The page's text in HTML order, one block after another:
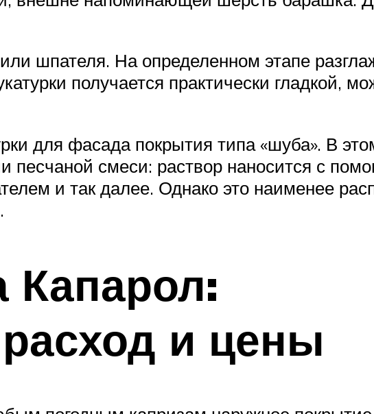
шпателя. На определенном этапе
получается практически гладкой,
для фасада покрытия типа «шуба». В
песчаной смеси: раствор наносится с
и так далее. Однако это наименее
Капарол:
и цены